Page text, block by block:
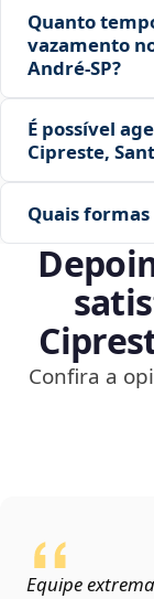
Quanto
vazamento
André‑SP?
É possível
Cipreste,
Quais
Confira a
Equipe